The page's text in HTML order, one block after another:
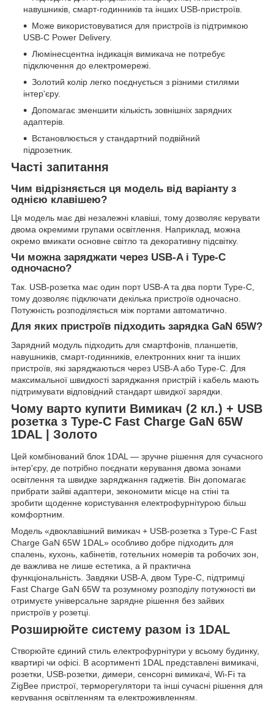
навушників, смарт-годинників та інших USB-пристроїв.
Може використовуватися для пристроїв із підтримкою
USB-C Power Delivery.
Люмінесцентна індикація вимикача не потребує
підключення до електромережі.
Золотий колір легко поєднується з різними стилями
інтер'єру.
Допомагає зменшити кількість зовнішніх зарядних
адаптерів.
Встановлюється у стандартний подвійний
підрозетник.
Часті запитання
Чим відрізняється ця модель від варіанту з
однією клавішею?
Ця модель має дві незалежні клавіші, тому дозволяє керувати
двома окремими групами освітлення. Наприклад, можна
окремо вмикати основне світло та декоративну підсвітку.
Чи можна заряджати через USB-A і Type-C
одночасно?
Так. USB-розетка має один порт USB-A та два порти Type-C,
тому дозволяє підключати декілька пристроїв одночасно.
Потужність розподіляється між портами автоматично.
Для яких пристроїв підходить зарядка GaN 65W?
Зарядний модуль підходить для смартфонів, планшетів,
навушників, смарт-годинників, електронних книг та інших
пристроїв, які заряджаються через USB-A або Type-C. Для
максимальної швидкості заряджання пристрій і кабель мають
підтримувати відповідний стандарт швидкої зарядки.
Чому варто купити Вимикач (2 кл.) + USB
розетка з Type-C Fast Charge GaN 65W
1DAL | Золото
Цей комбінований блок 1DAL — зручне рішення для сучасного
інтер'єру, де потрібно поєднати керування двома зонами
освітлення та швидке заряджання гаджетів. Він допомагає
прибрати зайві адаптери, зекономити місце на стіні та
зробити щоденне користування електрофурнітурою більш
комфортним.
Модель «двоклавішний вимикач + USB-розетка з Type-C Fast
Charge GaN 65W 1DAL» особливо добре підходить для
спалень, кухонь, кабінетів, готельних номерів та робочих зон,
де важлива не лише естетика, а й практична
функціональність. Завдяки USB-A, двом Type-C, підтримці
Fast Charge GaN 65W та розумному розподілу потужності ви
отримуєте універсальне зарядне рішення без зайвих
пристроїв у розетці.
Розширюйте систему разом із 1DAL
Створюйте єдиний стиль електрофурнітури у всьому будинку,
квартирі чи офісі. В асортименті 1DAL представлені вимикачі,
розетки, USB-розетки, димери, сенсорні вимикачі, Wi-Fi та
ZigBee пристрої, терморегулятори та інші сучасні рішення для
керування освітленням та електроживленням.